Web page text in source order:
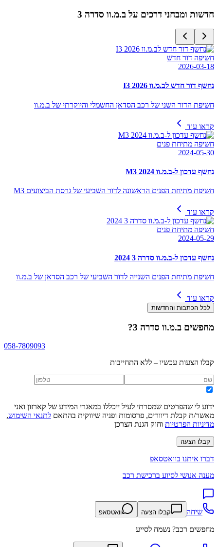
חדשות ומבחני דרכים עלב.מ.וו סדרה 3
חשיפה דור חדש
2026-03-18
נחשף דור חדש לב.מ.וו I3 2026
חשיפת הדור השני של רכב הסדאן החשמלי והיוקרתי של ב.מ.וו
קראו עוד
חשיפה מתיחת פנים
2024-05-30
נחשף עדכון ל-ב.מ.וו M3 2024
חשיפת מתיחת הפנים הראשונה לדור השביעי של גרסת הביצועים M3
קראו עוד
חשיפה מתיחת פנים
2024-05-29
נחשף עדכון ל-ב.מ.וו סדרה 3 2024
חשיפת מתיחת הפנים השנייה לדור השביעי של רכב הסדאן של ב.מ.וו
קראו עוד
לכל הכתבות והחדשות
מחפשים ב.מ.וו סדרה 3 ?
058-7809093
קבלו הצעות עכשיו – ללא התחייבות
ידוע לי שהפרטים שמסרתי לעיל ייכללו במאגרי המידע של קארזון ואני
מאשר/ת קבלת דיוורים, פרסומות ופניה שיווקית בהתאם לתנאי השימוש,
מדיניות הפרטיות וחוק הגנת הצרכן
קבלו הצעה
דברו איתנו בוואטסאפ
מענה אנושי לסיוע ברכישת רכב
שיחה קבלו הצעה וואטסאפ
מחפשים רכב? נשמח לסייע